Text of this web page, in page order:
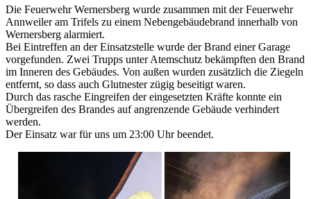
Die Feuerwehr Wernersberg wurde zusammen mit der Feuerwehr
Annweiler am Trifels zu einem Nebengebäudebrand innerhalb von
Wernersberg alarmiert.
Bei Eintreffen an der Einsatzstelle wurde der Brand einer Garage
vorgefunden. Zwei Trupps unter Atemschutz bekämpften den Brand
im Inneren des Gebäudes. Von außen wurden zusätzlich die Ziegeln
entfernt, so dass auch Glutnester zügig beseitigt waren.
Durch das rasche Eingreifen der eingesetzten Kräfte konnte ein
Übergreifen des Brandes auf angrenzende Gebäude verhindert
werden.
Der Einsatz war für uns um 23:00 Uhr beendet.